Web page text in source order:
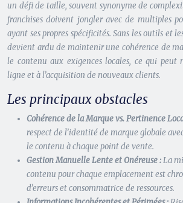
un défi de taille, souvent synonyme de
franchises doivent jongler avec de multiples
ayant ses propres spécificités. Sans les outils et
devient ardu de maintenir une cohérence de
le contenu aux exigences locales, ce qui
ligne et à l’acquisition de nouveaux clients.
Les principaux obstacles
Cohérence de la Marque vs. Pertinence
respect de l’identité de marque globale
le contenu à chaque point de vente.
Gestion Manuelle Lente et Onéreuse :La
contenu pour chaque emplacement est
d’erreurs et consommatrice de ressources.